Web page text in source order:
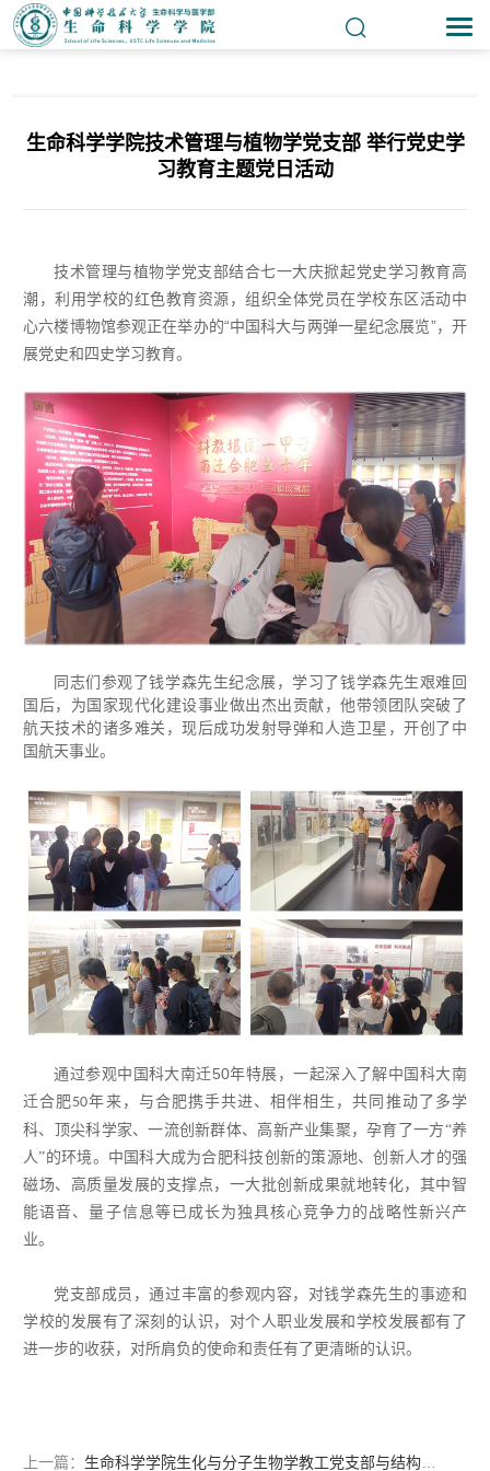
生命科学学院技术管理与植物学党支部 举行党史学
习教育主题党日活动
技术管理与植物学党支部结合七一大庆掀起党史学习教育高
潮，利用学校的红色教育资源，组织全体党员在学校东区活动中
心六楼博物馆参观正在举办的“中国科大与两弹一星纪念展览”，开
展党史和四史学习教育。
同志们参观了钱学森先生纪念展，学习了钱学森先生艰难回
国后，为国家现代化建设事业做出杰出贡献，他带领团队突破了
航天技术的诸多难关，现后成功发射导弹和人造卫星，开创了中
国航天事业。
通过参观中国科大南迁50年特展，一起深入了解中国科大南
迁合肥50年来，与合肥携手共进、相伴相生，共同推动了多学
科、顶尖科学家、一流创新群体、高新产业集聚，孕育了一方“养
人”的环境。中国科大成为合肥科技创新的策源地、创新人才的强
磁场、高质量发展的支撑点，一大批创新成果就地转化，其中智
能语音、量子信息等已成长为独具核心竞争力的战略性新兴产
业。
党支部成员 ，通过丰富的参观内容，对钱学森先生的事迹和
学校的发展有了深刻的认识，对个人职业发展和学校发展都有了
进一步的收获，对所肩负的使命和责任有了更清晰的认识。
上一篇：